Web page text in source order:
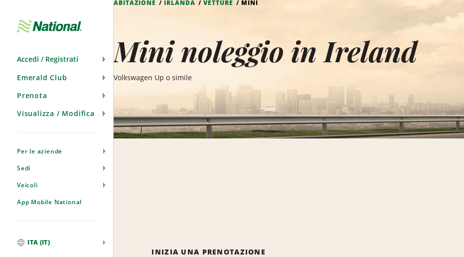
Accedi / Registrati
Emerald Club
Prenota
Visualizza / Modifica
Per le aziende
Sedi
Veicoli
App Mobile National
ITA (IT)
ABITAZIONE IRLANDA VETTURE MINI
Mini noleggio in Ireland
Volkswagen Up o simile
INIZIA UNA PRENOTAZIONE